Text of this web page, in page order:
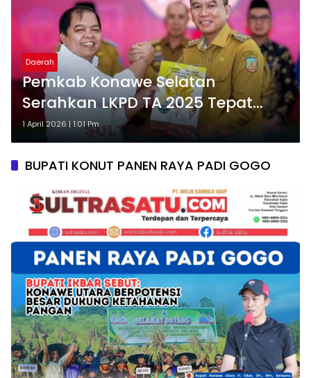
Daerah
Pemkab Konawe Selatan
Serahkan LKPD TA 2025 Tepat
Waktu, Wujud Komitmen
Transparansi
1 April 2026 | 1:01 Pm
BUPATI KONUT PANEN RAYA PADI GOGO